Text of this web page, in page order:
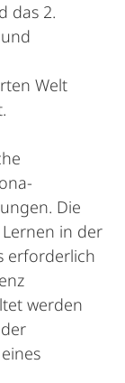
das 2.
Welt
Die
in der
erforderlich
werden